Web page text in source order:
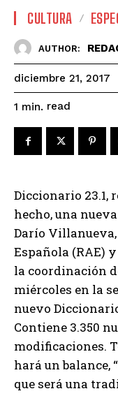
CULTURA
AUTHOR:
diciembre 21, 2017
1 min. read
Diccionario 23.1,
hecho, una
Darío
Española (RAE)
la coordinación
miércoles en la
nuevo
Contiene 3.350
modificaciones.
hará un balance,
que será una